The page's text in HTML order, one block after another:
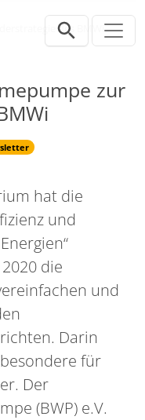
des BMWi
zur
hat die
und
die
und
Darin
für
Der
(BWP) e.V.